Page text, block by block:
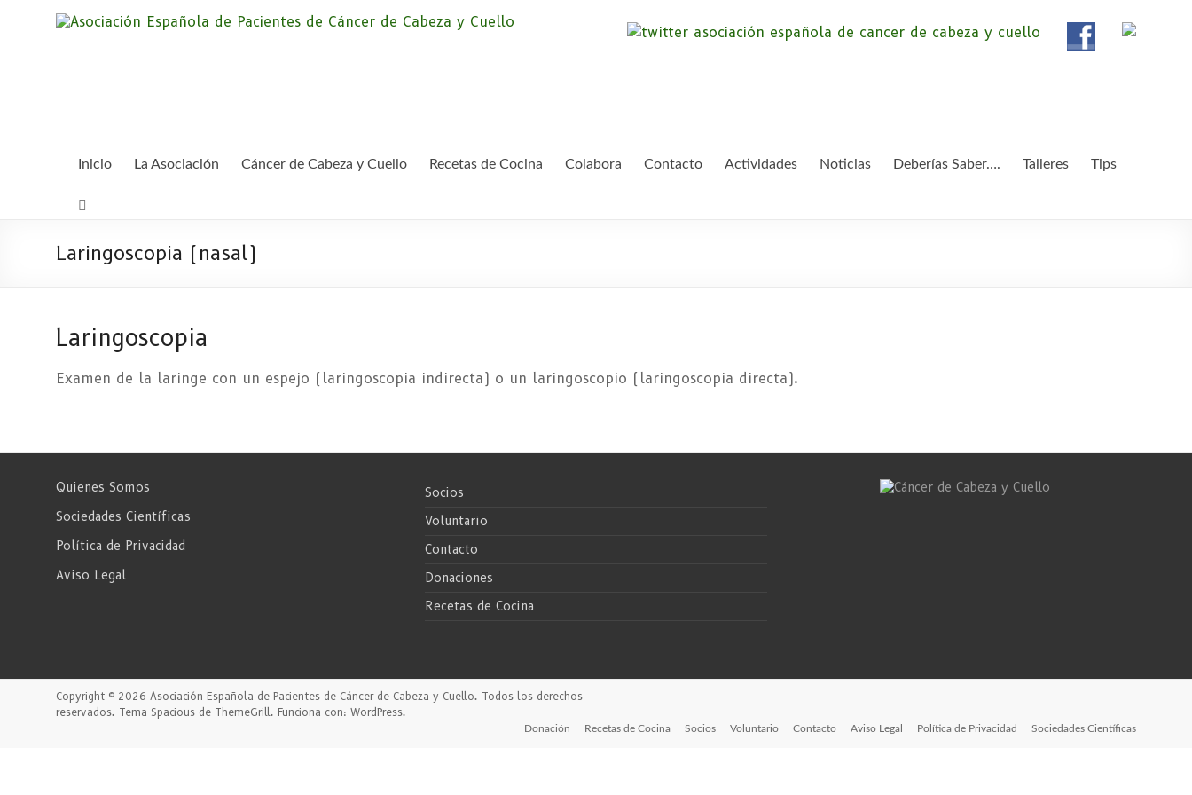
Asociación Española de Pacientes de
Somos la Asociación Española de Pacientes de Cáncer de Cabeza y cuello «APC», una
asociación sin animo de lucro que pretendemos apoyar a pacientes y familiares.
Inicio La Asociación Cáncer de Cabeza y Cuello Recetas de Cocina Colabora Contacto Actividades Noticias Deberías Saber…. Talleres Tips
Laringoscopia (nasal)
Laringoscopia
Examen de la laringe con un espejo (laringoscopia indirecta) o un laringoscopio (laringoscopia directa).
Quienes Somos
Sociedades Científicas
Política de Privacidad
Aviso Legal
Socios
Voluntario
Contacto
Donaciones
Recetas de Cocina
Copyright © 2026 Asociación Española de Pacientes de Cáncer de Cabeza y Cuello. Todos los derechos
reservados. Tema Spacious de ThemeGrill. Funciona con: WordPress.
Donación Recetas de Cocina Socios Voluntario Contacto Aviso Legal Política de Privacidad Sociedades Científicas